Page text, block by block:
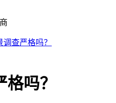
查严格吗？
吗？